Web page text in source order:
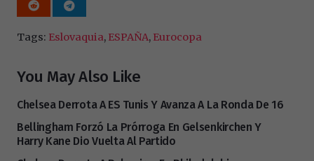
Tags: Eslovaquia, ESPAÑA, Eurocopa
You May Also Like
Chelsea Derrota A ES Tunis Y Avanza A La Ronda De 16
Bellingham Forzó La Prórroga En Gelsenkirchen Y
Harry Kane Dio Vuelta Al Partido